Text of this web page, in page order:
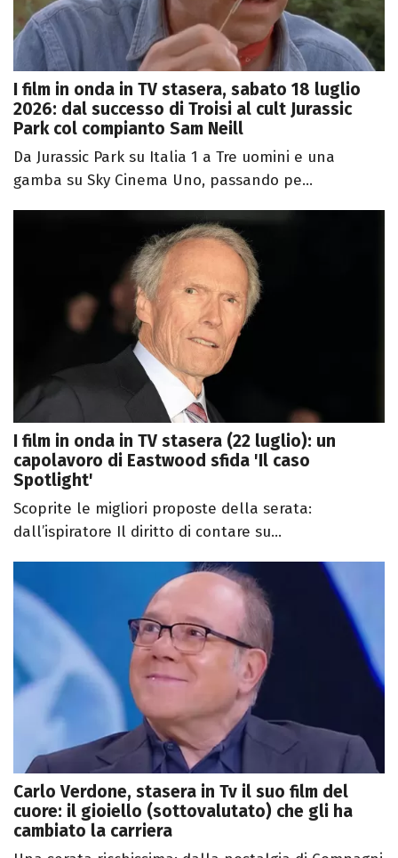
I film in onda in TV stasera, sabato 18 luglio
2026: dal successo di Troisi al cult Jurassic
Park col compianto Sam Neill
Da Jurassic Park su Italia 1 a Tre uomini e una
gamba su Sky Cinema Uno, passando pe...
I film in onda in TV stasera (22 luglio): un
capolavoro di Eastwood sfida 'Il caso
Spotlight'
Scoprite le migliori proposte della serata:
dall’ispiratore Il diritto di contare su...
Carlo Verdone, stasera in Tv il suo film del
cuore: il gioiello (sottovalutato) che gli ha
cambiato la carriera